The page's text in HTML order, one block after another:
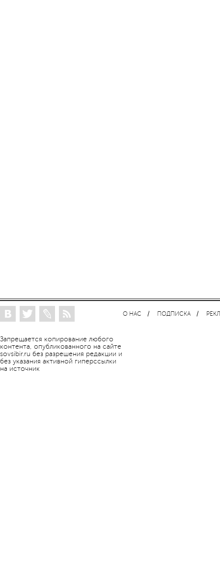
Запрещается копирование любого
контента, опубликованного на сайте
sovsibir.ru без разрешения редакции и
без указания активной гиперссылки
на источник
О НАС ПОДПИСКА